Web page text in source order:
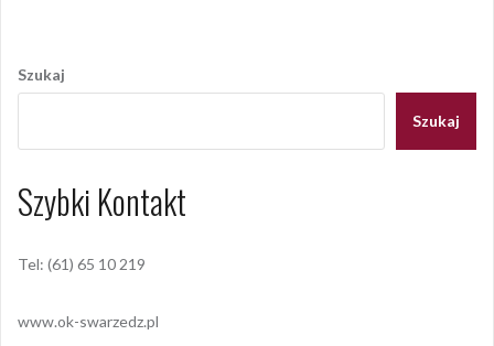
wpisu
Szukaj
Szukaj
Szybki Kontakt
Tel: (61) 65 10 219
www.ok-swarzedz.pl